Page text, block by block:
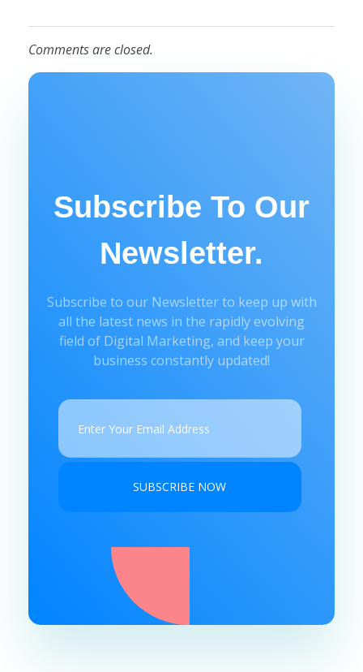
Comments are closed.
Subscribe To Our
Newsletter.
Subscribe to our Newsletter to keep up with
all the latest news in the rapidly evolving
field of Digital Marketing, and keep your
business constantly updated!